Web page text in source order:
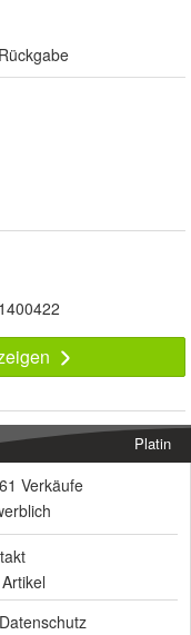
Platin
Verkäufe
Datenschutz